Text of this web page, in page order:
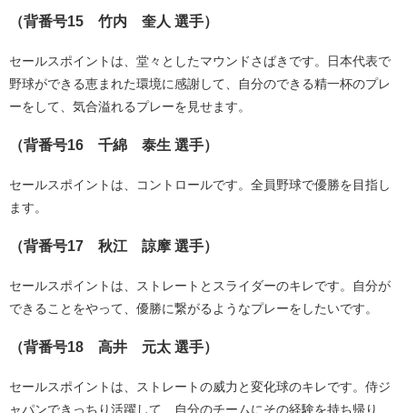
（背番号15 竹内 奎人 選手）
セールスポイントは、堂々としたマウンドさばきです。日本代表で
野球ができる恵まれた環境に感謝して、自分のできる精一杯のプレ
ーをして、気合溢れるプレーを見せます。
（背番号16 千綿 泰生 選手）
セールスポイントは、コントロールです。全員野球で優勝を目指し
ます。
（背番号17 秋江 諒摩 選手）
セールスポイントは、ストレートとスライダーのキレです。自分が
できることをやって、優勝に繋がるようなプレーをしたいです。
（背番号18 高井 元太 選手）
セールスポイントは、ストレートの威力と変化球のキレです。侍ジ
ャパンできっちり活躍して、自分のチームにその経験を持ち帰り、